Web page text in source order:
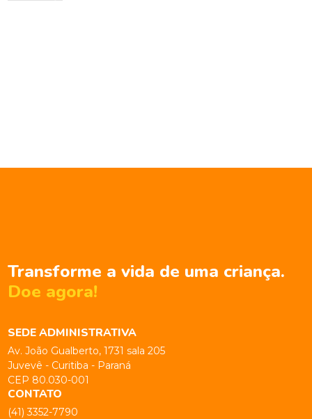
Transforme a vida de uma criança.
Doe agora!
SEDE ADMINISTRATIVA
Av. João Gualberto, 1731 sala 205
Juvevê - Curitiba - Paraná
CEP 80.030-001
CONTATO
(41) 3352-7790